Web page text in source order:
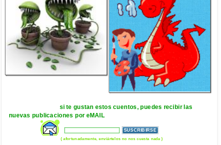
si te gustan estos cuentos, puedes recibir las
nuevas publicaciones por eMAIL
( afortunadamente, enviártelos no nos cuesta nada )